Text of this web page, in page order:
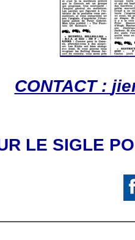
CONTACT :
LE SIGLE